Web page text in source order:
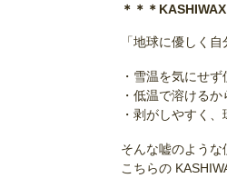
＊＊＊
「地球に優しく
・雪温を気にせ
・低温で溶ける
・剥がしやすく
そんな嘘のよう
こちらの